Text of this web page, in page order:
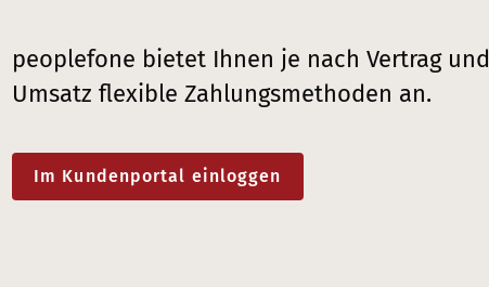
peoplefone bietet Ihnen je nach Vertrag und
Umsatz flexible Zahlungsmethoden an.
Im Kundenportal einloggen